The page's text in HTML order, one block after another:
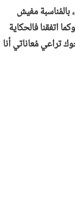
مفيش
اتفقنا فالحكاية
مُعاناتي أنا